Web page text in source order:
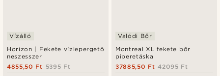
Horizon | Fekete vízlepergető
neszesszer
Vízálló
5395 Ft
4855,50 Ft
Montreal XL fekete bőr
piperetáska
Valódi Bőr
42095 Ft
37885,50 Ft